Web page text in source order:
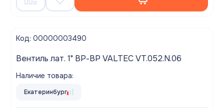
Код: 00000003490
Вентиль лат. 1" ВР-ВР VALTEC VT.052.N.06
Наличие товара:
Екатеринбург